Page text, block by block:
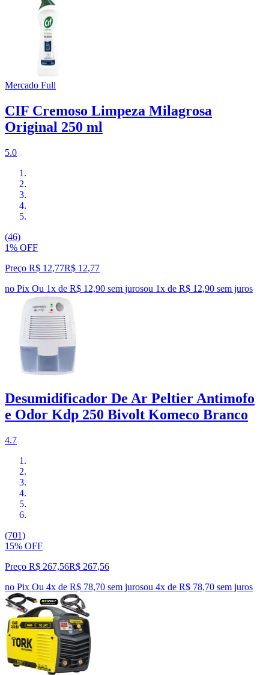
Mercado Full
CIF Cremoso Limpeza Milagrosa
Original 250 ml
5.0
(46)
1% OFF
Preço R$ 12,77R$ 12,77
no Pix Ou 1x de R$ 12,90 sem jurosou 1x de R$ 12,90 sem juros
Desumidificador De Ar Peltier Antimofo
e Odor Kdp 250 Bivolt Komeco Branco
4.7
(701)
15% OFF
Preço R$ 267,56R$ 267,56
no Pix Ou 4x de R$ 78,70 sem jurosou 4x de R$ 78,70 sem juros